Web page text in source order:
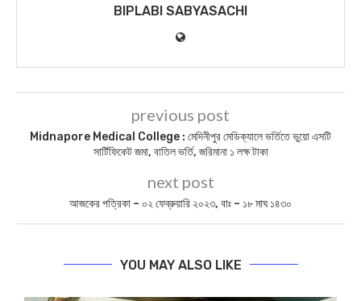
BIPLABI SABYASACHI
previous post
Midnapore Medical College : মেদিনীপুর মেডিক্যালে ভর্তিতে ভুয়ো এসটি
সার্টিফিকেট জমা, বাতিল ভর্তি, জরিমানা ১ লক্ষ টাকা
next post
আজকের পত্রিকা – ০২ ফেব্রুয়ারি ২০২৩, বাঃ – ১৮ মাঘ ১৪৩০
YOU MAY ALSO LIKE